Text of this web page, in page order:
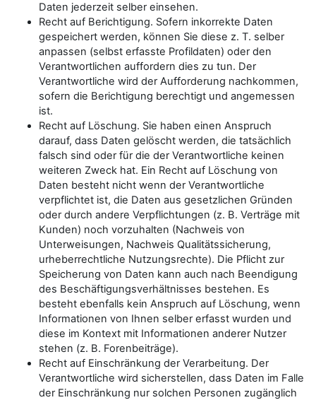
Daten jederzeit selber einsehen.
Recht auf Berichtigung. Sofern inkorrekte Daten
gespeichert werden, können Sie diese z. T. selber
anpassen (selbst erfasste Profildaten) oder den
Verantwortlichen auffordern dies zu tun. Der
Verantwortliche wird der Aufforderung nachkommen,
sofern die Berichtigung berechtigt und angemessen
ist.
Recht auf Löschung. Sie haben einen Anspruch
darauf, dass Daten gelöscht werden, die tatsächlich
falsch sind oder für die der Verantwortliche keinen
weiteren Zweck hat. Ein Recht auf Löschung von
Daten besteht nicht wenn der Verantwortliche
verpflichtet ist, die Daten aus gesetzlichen Gründen
oder durch andere Verpflichtungen (z. B. Verträge mit
Kunden) noch vorzuhalten (Nachweis von
Unterweisungen, Nachweis Qualitätssicherung,
urheberrechtliche Nutzungsrechte). Die Pflicht zur
Speicherung von Daten kann auch nach Beendigung
des Beschäftigungsverhältnisses bestehen. Es
besteht ebenfalls kein Anspruch auf Löschung, wenn
Informationen von Ihnen selber erfasst wurden und
diese im Kontext mit Informationen anderer Nutzer
stehen (z. B. Forenbeiträge).
Recht auf Einschränkung der Verarbeitung. Der
Verantwortliche wird sicherstellen, dass Daten im Falle
der Einschränkung nur solchen Personen zugänglich